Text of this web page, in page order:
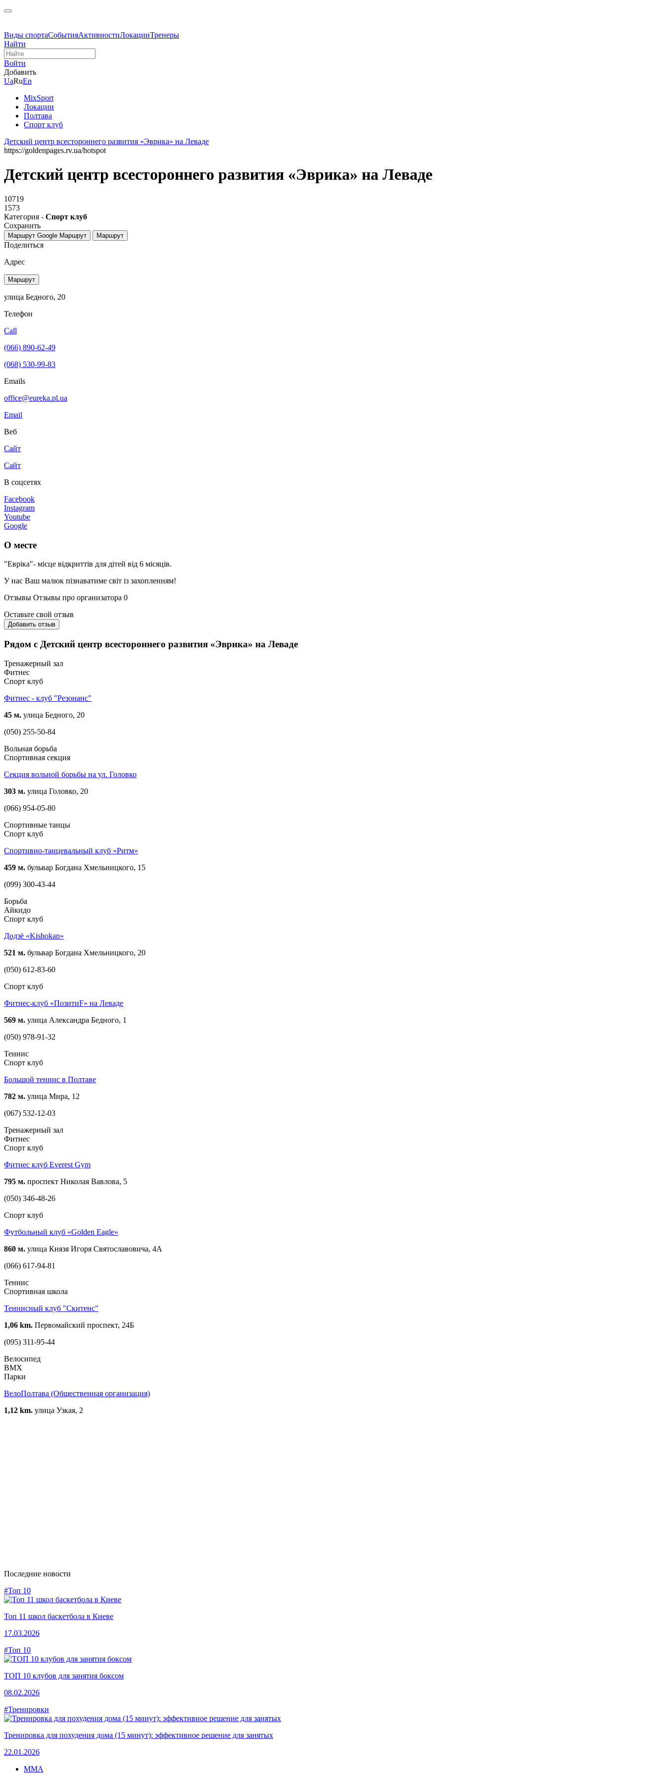
Виды спортаСобытияАктивностиЛокацииТренеры
Найти
Войти
Добавить
UaRuEn
MixSport
Локации
Полтава
Спорт клуб
Детский центр всестороннего развития «Эврика» на Леваде
https://goldenpages.rv.ua/hotspot
Детский центр всестороннего развития «Эврика» на Леваде
10719
1573
Категория - Спорт клуб
Сохранить
Маршрут Google Маршрут Маршрут
Поделиться
Адрес
Маршрут
улица Бедного, 20
Телефон
Call
(066) 890-62-49
(068) 530-99-83
Emails
office@eureka.pl.ua
Email
Веб
Сайт
Сайт
В соцсетях
Facebook
Instagram
Youtube
Google
О месте
"Евріка"- місце відкриттів для дітей від 6 місяців.
У нас Ваш малюк пізнаватиме світ із захопленням!
Отзывы Отзывы про организатора 0
Оставьте свой отзыв
Добавить отзыв
Рядом с Детский центр всестороннего развития «Эврика» на Леваде
Тренажерный зал
Фитнес
Спорт клуб
Фитнес - клуб "Резонанс"
45 м. улица Бедного, 20
(050) 255-50-84
Вольная борьба
Спортивная секция
Секция вольной борьбы на ул. Головко
303 м. улица Головко, 20
(066) 954-05-80
Спортивные танцы
Спорт клуб
Спортивно-танцевальный клуб «Ритм»
459 м. бульвар Богдана Хмельницкого, 15
(099) 300-43-44
Борьба
Айкидо
Спорт клуб
Додзё «Kishokan»
521 м. бульвар Богдана Хмельницкого, 20
(050) 612-83-60
Спорт клуб
Фитнес-клуб «ПозитиF» на Леваде
569 м. улица Александра Бедного, 1
(050) 978-91-32
Теннис
Спорт клуб
Большой теннис в Полтаве
782 м. улица Мира, 12
(067) 532-12-03
Тренажерный зал
Фитнес
Спорт клуб
Фитнес клуб Everest Gym
795 м. проспект Николая Вавлова, 5
(050) 346-48-26
Спорт клуб
Футбольный клуб «Golden Eagle»
860 м. улица Князя Игоря Святославовича, 4А
(066) 617-94-81
Теннис
Спортивная школа
Теннисный клуб "Скитенс"
1,06 km. Первомайский проспект, 24Б
(095) 311-95-44
Велосипед
BMX
Парки
ВелоПолтава (Общественная организация)
1,12 km. улица Узкая, 2
Последние новости
#Топ 10
Топ 11 школ баскетбола в Киеве
17.03.2026
#Топ 10
ТОП 10 клубов для занятия боксом
08.02.2026
#Тренировки
Тренировка для похудения дома (15 минут): эффективное решение для занятых
22.01.2026
MMA